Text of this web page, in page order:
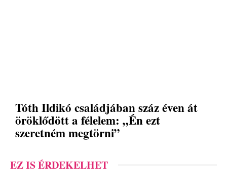
Tóth Ildikó családjában száz éven át
öröklődött a félelem: „Én ezt
szeretném megtörni”
EZ IS ÉRDEKELHET